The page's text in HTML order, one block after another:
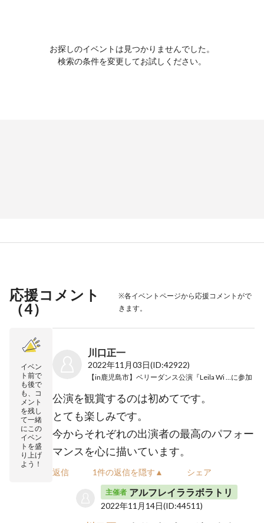
お探しのイベントは見つかりませんでした。
検索の条件を変更してお試しください。
応援コメント
（4）
※各イベントページから応援コメントがで
きます。
イベン
ト前で
も後で
も、コ
メント
を残し
て一緒
にこの
イベン
トを盛
り上げ
よう！
川口正一
2022年11月03日(ID:42922)
に参加
公演を観賞するのは初めてです。
とても楽しみです。
今からそれぞれの出演者の最高のパフォー
マンスを心に描いています。
返信 1件の返信を隠す▲ シェア
主催者 アルフレイララボラトリ
2022年11月14日(ID:44511)